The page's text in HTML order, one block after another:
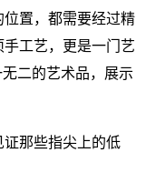
置，都需要经过精
工艺，更是一门艺
二的艺术品，展示
那些指尖上的低